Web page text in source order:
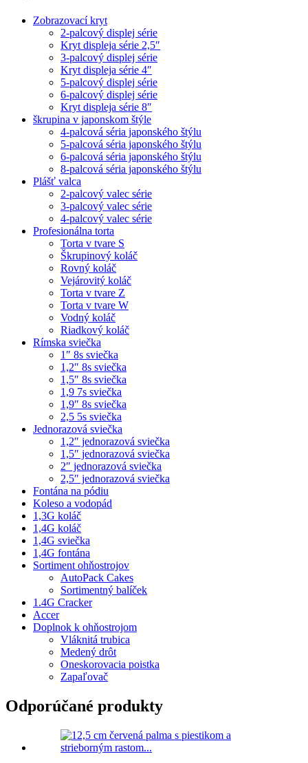
Zobrazovací kryt
2-palcový displej série
Kryt displeja série 2,5″
3-palcový displej série
Kryt displeja série 4″
5-palcový displej série
6-palcový displej série
Kryt displeja série 8″
škrupina v japonskom štýle
4-palcová séria japonského štýlu
5-palcová séria japonského štýlu
6-palcová séria japonského štýlu
8-palcová séria japonského štýlu
Plášť valca
2-palcový valec série
3-palcový valec série
4-palcový valec série
Profesionálna torta
Torta v tvare S
Škrupinový koláč
Rovný koláč
Vejárovitý koláč
Torta v tvare Z
Torta v tvare W
Vodný koláč
Riadkový koláč
Rímska sviečka
1″ 8s sviečka
1,2″ 8s sviečka
1,5″ 8s sviečka
1,9 7s sviečka
1,9″ 8s sviečka
2,5 5s sviečka
Jednorazová sviečka
1,2″ jednorazová sviečka
1,5″ jednorazová sviečka
2″ jednorazová sviečka
2,5″ jednorazová sviečka
Fontána na pódiu
Koleso a vodopád
1,3G koláč
1,4G koláč
1,4G sviečka
1,4G fontána
Sortiment ohňostrojov
AutoPack Cakes
Sortimentný balíček
1.4G Cracker
Accer
Doplnok k ohňostrojom
Vláknitá trubica
Medený drôt
Oneskorovacia poistka
Zapaľovač
Odporúčané produkty